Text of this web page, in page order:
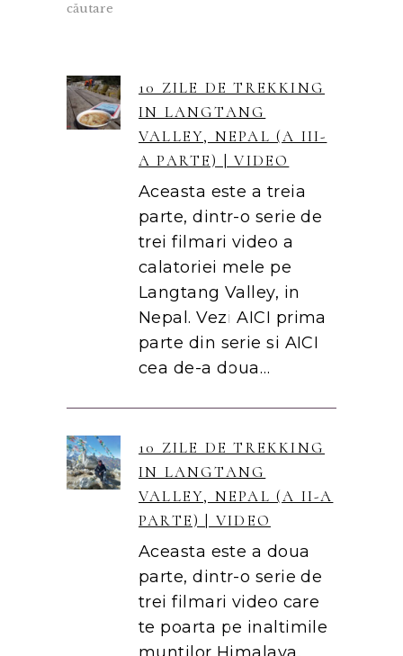
căutare
10 ZILE DE TREKKING
IN LANGTANG
VALLEY, NEPAL (A III-
A PARTE) | VIDEO
Aceasta este a treia
parte, dintr-o serie de
trei filmari video a
calatoriei mele pe
Langtang Valley, in
Nepal. Vezi AICI prima
parte din serie si AICI
cea de-a doua…
10 ZILE DE TREKKING
IN LANGTANG
VALLEY, NEPAL (A II-A
PARTE) | VIDEO
Aceasta este a doua
parte, dintr-o serie de
trei filmari video care
te poarta pe inaltimile